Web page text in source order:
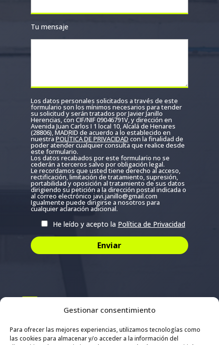
Gestionar consentimiento
Para ofrecer las mejores experiencias, utilizamos tecnologías como
las cookies para almacenar y/o acceder a la información del
Tu mensaje
Los datos personales solicitados a través de este
formulario son los mínimos necesarios para tender
su solicitud y serán tratados por Javier Janillo
Herencias, con CIF/NIF 09046791V, y dirección en
Avenida Juan Carlos I 1 local 10, Alcalá de Henares
(28806), MADRID de acuerdo a lo establecido en
nuestra POLÍTICA DE PRIVACIDAD con la finalidad de
poder atender cualquier consulta que realice desde
este formulario.
Los datos recabados por este formulario no se
cederán a terceros salvo por obligación legal.
Le recordamos que usted tiene derecho al acceso,
rectificación, limitación de tratamiento, supresión,
portabilidad y oposición al tratamiento de sus datos
dirigiendo su petición a la dirección postal indicada o
al correo electrónico javi.janillo@gmail.com
Igualmente puede dirigirse a nosotros para
cualquier aclaración adicional.
He leído y acepto la Política de Privacidad
 Email